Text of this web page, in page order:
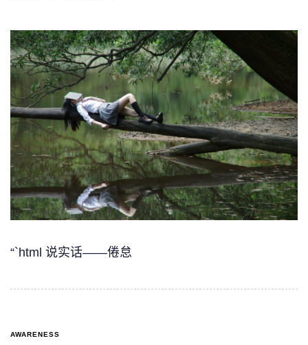
“`html 说实话——倦怠
AWARENESS